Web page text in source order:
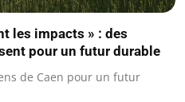
les impacts » : des
pour un futur durable
de Caen pour un futur